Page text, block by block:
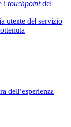
i touchpointdel
utente del servizio
dell’esperienza